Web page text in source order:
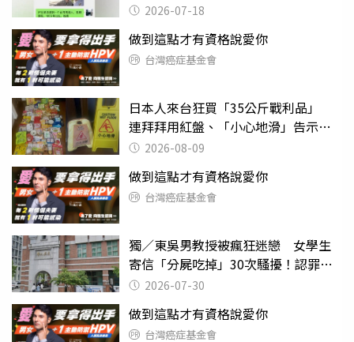
2026-07-18
做到這點才有資格說愛你
台灣癌症基金會
日本人來台狂買「35公斤戰利品」
連拜拜用紅盤、「小心地滑」告示牌
也帶回家
2026-08-09
做到這點才有資格說愛你
台灣癌症基金會
獨／東吳男教授被瘋狂迷戀 女學生
寄信「分屍吃掉」30次騷擾！認罪免
關 2026-07-30
做到這點才有資格說愛你
台灣癌症基金會